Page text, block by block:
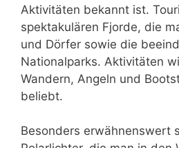
Aktivitäten bekannt ist.
spektakulären Fjorde, die
und Dörfer sowie die
Nationalparks. Aktivitäten
Wandern, Angeln und
beliebt.
Besonders erwähnenswert